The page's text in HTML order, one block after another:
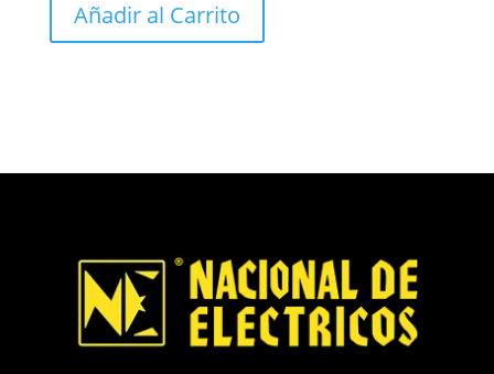
Añadir al Carrito